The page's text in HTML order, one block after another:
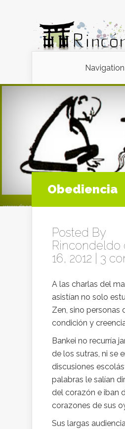
Obediencia
Posted By
Rincondeldo
16, 2012 | 3
A las charlas del
asistían no solo
Zen, sino personas
condición y
Bankei no recurría
de los sutras, ni se
discusiones
palabras le salían
del corazón e iban
corazones de sus
Sus largas